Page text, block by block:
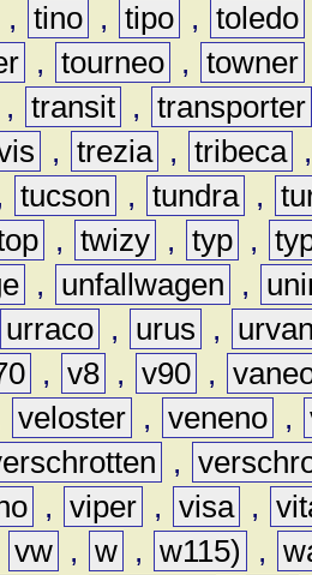
, tino , tipo , toledo
, tourneo , towner
, transit , transporter
, trezia , tribeca
tucson , tundra ,
, twizy , typ ,
, unfallwagen ,
urraco , urus ,
, v8 , v90 ,
veloster , veneno ,
,
, viper , visa ,
vw , w , w115) ,